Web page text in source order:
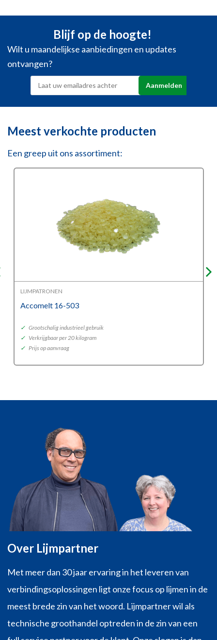
Blijf op de hoogte!
Wilt u maandelijkse aanbiedingen en updates
ontvangen?
Meest verkochte producten
Een greep uit ons assortiment:
LIJMPATRONEN
Accomelt 16-503
✓ Grootschalig industrieel gebruik
✓ Verkrijgbaar per 20 kilogram
✓ Prijs op aanvraag
Over Lijmpartner
Met meer dan 30 jaar ervaring in het leveren van
verbindingsoplossingen ligt onze focus op lijmen in de
meest brede zin van het woord. Lijmpartner wil als
technische groothandel optreden in de zin van een